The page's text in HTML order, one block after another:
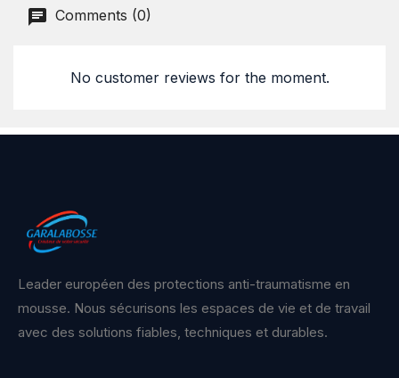
Comments (0)
No customer reviews for the moment.
Leader européen des protections anti-traumatisme en
mousse. Nous sécurisons les espaces de vie et de travail
avec des solutions fiables, techniques et durables.